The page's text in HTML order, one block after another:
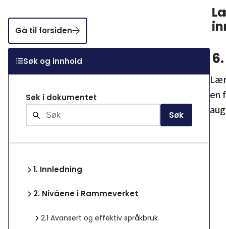
Gå til forsiden
Søk og innhold
Søk i dokumentet
Søk
1. Innledning
2. Nivåene i Rammeverket
2.1 Avansert og effektiv språkbruk
6.
en